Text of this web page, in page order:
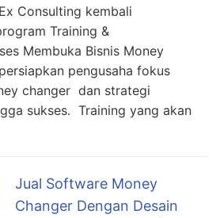
Consulting kembali
Training &
Membuka Bisnis Money
pengusaha fokus
changer dan strategi
sukses. Training yang akan
Jual Software Money
Changer Dengan Desain